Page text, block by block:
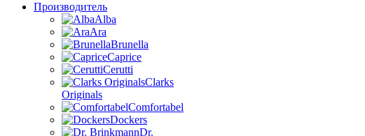
Производитель
Alba
Ara
Brunella
Caprice
Cerutti
Clarks
Originals
Comfortabel
Dockers
Dr.